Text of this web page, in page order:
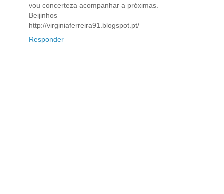
vou concerteza acompanhar a próximas.
Beijinhos
http://virginiaferreira91.blogspot.pt/
Responder